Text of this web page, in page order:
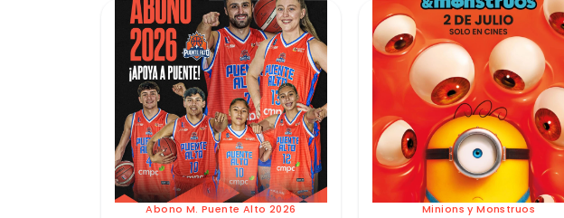
Abono M. Puente Alto 2026 Minions y Monstruos